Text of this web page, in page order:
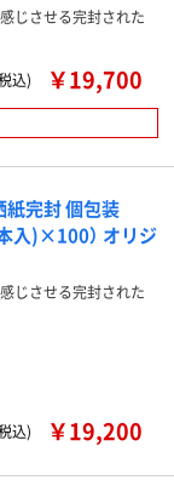
じさせる完封された
込)
￥19,700
紙完封 個包装
入)×100） オリジ
じさせる完封された
込)
￥19,200